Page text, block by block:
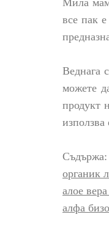
Мила
все пак
Веднага
можете
продукт
използва
Съдържа:
органик
aлое
aлфа